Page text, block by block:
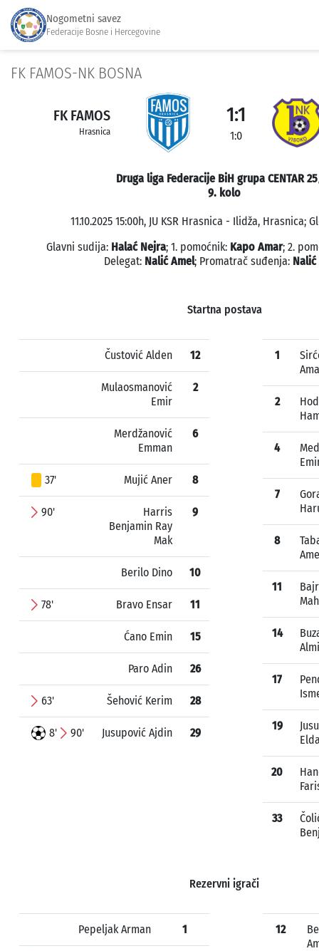
Nogometni savez
Federacije Bosne i Hercegovine
FK FAMOS-NK BOSNA
FK FAMOS
Hrasnica
1:1
1:0
Druga liga Federacije BiH grupa CENTAR
9. kolo
11.10.2025 15:00h, JU KSR Hrasnica - Ilidža, Hrasnica;
Glavni sudija: Halać Nejra; 1. pomoćnik: Kapo Amar; 2.
Delegat: Nalić Amel; Promatrač suđenja: Nalić
Startna postava
Čustović Alden 12
Mulaosmanović
Emir
2
Merdžanović
Emman
6
37' Mujić Aner 8
90'
Harris
Benjamin Ray
Mak
9
Berilo Dino 10
78' Bravo Ensar 11
Ćano Emin 15
Paro Adin 26
63' Šehović Kerim 28
8' 90' Jusupović Ajdin 29
1
2
4
7
8
11
14
17
19
20
33
Rezervni igrači
Pepeljak Arman 1 12